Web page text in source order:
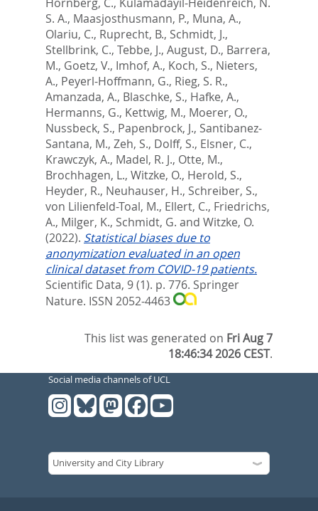
S. A., Maasjosthusmann, P., Muna, A.,
Olariu, C., Ruprecht, B., Schmidt, J.,
Stellbrink, C., Tebbe, J., August, D., Barrera,
M., Goetz, V., Imhof, A., Koch, S., Nieters,
A., Peyerl-Hoffmann, G., Rieg, S. R.,
Amanzada, A., Blaschke, S., Hafke, A.,
Hermanns, G., Kettwig, M., Moerer, O.,
Nussbeck, S., Papenbrock, J., Santibanez-
Santana, M., Zeh, S., Dolff, S., Elsner, C.,
Krawczyk, A., Madel, R. J., Otte, M.,
Brochhagen, L., Witzke, O., Herold, S.,
Heyder, R., Neuhauser, H., Schreiber, S.,
von Lilienfeld-Toal, M., Ellert, C., Friedrichs,
A., Milger, K., Schmidt, G. and Witzke, O.
(2022). Statistical biases due to
anonymization evaluated in an open
clinical dataset from COVID-19 patients.
Scientific Data, 9 (1). p. 776. Springer
Nature. ISSN 2052-4463
This list was generated on Fri Aug 7
18:46:34 2026 CEST.
Social media channels of UCL